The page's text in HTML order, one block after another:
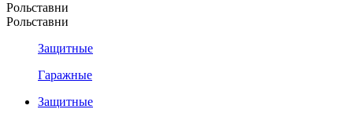
Рольставни
Рольставни
Защитные
Гаражные
Защитные